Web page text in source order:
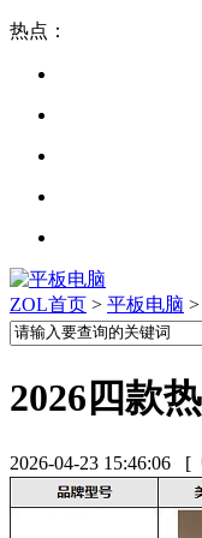
热点：
ZOL首页 > 平板电脑 >
2026四款
2026-04-23 15:46:06 [